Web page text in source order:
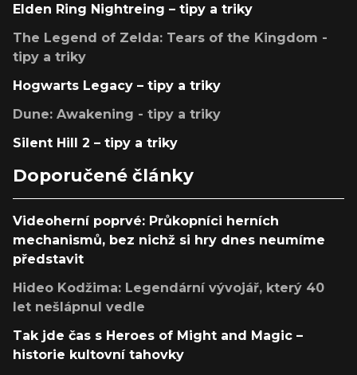
Elden Ring Nightreing – tipy a triky
The Legend of Zelda: Tears of the Kingdom -
tipy a triky
Hogwarts Legacy – tipy a triky
Dune: Awakening - tipy a triky
Silent Hill 2 – tipy a triky
Doporučené články
Videoherní poprvé: Průkopníci herních
mechanismů, bez nichž si hry dnes neumíme
představit
Hideo Kodžima: Legendární vývojář, který 40
let nešlápnul vedle
Tak jde čas s Heroes of Might and Magic –
historie kultovní tahovky